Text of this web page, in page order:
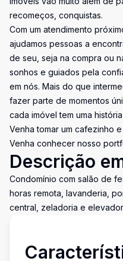
recomeços, conquistas.
Com um atendimento
ajudamos pessoas a
de seu, seja na compra ou
sonhos e guiados pela
em nós. Mais do que
fazer parte de momentos
cada imóvel tem uma
Venha tomar um cafezinho
Venha conhecer nosso
Descrição
Condomínio com salão de
horas remota, lavanderia,
central, zeladoria e elevador